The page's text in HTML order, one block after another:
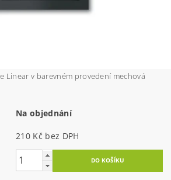
Linear v barevném provedení mechová
Na objednání
210 Kč bez DPH